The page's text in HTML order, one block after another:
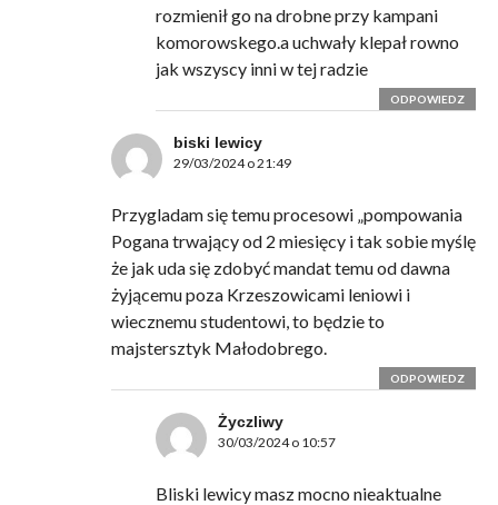
rozmienił go na drobne przy kampani
komorowskego.a uchwały klepał rowno
jak wszyscy inni w tej radzie
ODPOWIEDZ
biski lewicy
29/03/2024 o 21:49
Przygladam się temu procesowi „pompowania
Pogana trwający od 2 miesięcy i tak sobie myślę
że jak uda się zdobyć mandat temu od dawna
żyjącemu poza Krzeszowicami leniowi i
wiecznemu studentowi, to będzie to
majstersztyk Małodobrego.
ODPOWIEDZ
Życzliwy
30/03/2024 o 10:57
Bliski lewicy masz mocno nieaktualne